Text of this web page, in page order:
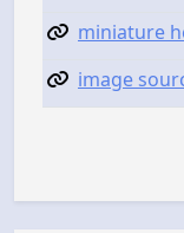
miniature
image